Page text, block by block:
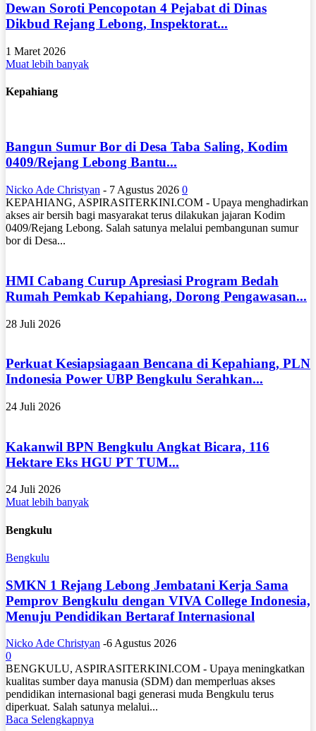
Dewan Soroti Pencopotan 4 Pejabat di Dinas
Dikbud Rejang Lebong, Inspektorat...
1 Maret 2026
Muat lebih banyak
Kepahiang
Bangun Sumur Bor di Desa Taba Saling, Kodim
0409/Rejang Lebong Bantu...
Nicko Ade Christyan - 7 Agustus 2026 0
KEPAHIANG, ASPIRASITERKINI.COM - Upaya menghadirkan
akses air bersih bagi masyarakat terus dilakukan jajaran Kodim
0409/Rejang Lebong. Salah satunya melalui pembangunan sumur
bor di Desa...
HMI Cabang Curup Apresiasi Program Bedah
Rumah Pemkab Kepahiang, Dorong Pengawasan...
28 Juli 2026
Perkuat Kesiapsiagaan Bencana di Kepahiang, PLN
Indonesia Power UBP Bengkulu Serahkan...
24 Juli 2026
Kakanwil BPN Bengkulu Angkat Bicara, 116
Hektare Eks HGU PT TUM...
24 Juli 2026
Muat lebih banyak
Bengkulu
Bengkulu
SMKN 1 Rejang Lebong Jembatani Kerja Sama
Pemprov Bengkulu dengan VIVA College Indonesia,
Menuju Pendidikan Bertaraf Internasional
Nicko Ade Christyan -6 Agustus 2026
0
BENGKULU, ASPIRASITERKINI.COM - Upaya meningkatkan
kualitas sumber daya manusia (SDM) dan memperluas akses
pendidikan internasional bagi generasi muda Bengkulu terus
diperkuat. Salah satunya melalui...
Baca Selengkapnya